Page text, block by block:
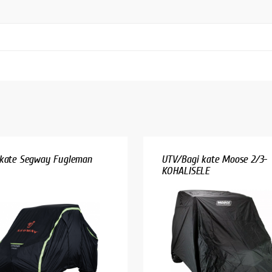
Segway Fugleman
UTV/Bagi kate Moose 2/3-
KOHALISELE